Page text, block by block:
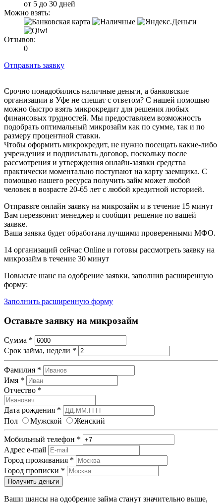
от 5 до 30 дней
Можно взять:
Отзывов:
0
Отправить заявку
Срочно понадобились наличные деньги, а банковские
организации в Уфе не спешат с ответом? С нашей помощью
можно быстро взять микрокредит для решения любых
финансовых трудностей. Мы предоставляем возможность
подобрать оптимальный микрозайм как по сумме, так и по
размеру процентной ставки.
Чтобы оформить микрокредит, не нужно посещать какие-либо
учреждения и подписывать договор, поскольку после
рассмотрения и утверждения онлайн-заявки средства
практически моментально поступают на карту заемщика. С
помощью нашего ресурса получить займ может любой
человек в возрасте 20-65 лет с любой кредитной историей.
Отправьте онлайн заявку на микрозайм и в течение 15 минут
Вам перезвонит менеджер и сообщит решение по вашей
заявке.
Ваша заявка будет обработана лучшими проверенными МФО.
14 организаций сейчас Online и готовы рассмотреть заявку на
микрозайм в течение 30 минут
Повысьте шанс на одобрение заявки, заполнив расширенную
форму:
Заполнить расширенную форму
Оставьте заявку на микрозайм
Сумма *
Срок займа, недели *
Фамилия *
Имя *
Отчество *
Дата рождения *
Пол
Мужской Женский
Мобильный телефон *
Адрес e-mail
Город проживания *
Город прописки *
Получить деньги
Ваши шансы на одобрение займа станут значительно выше,